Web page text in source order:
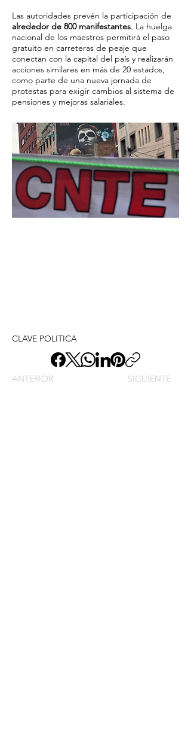
Las autoridades prevén la participación de
alrededor de 800 manifestantes. La huelga
nacional de los maestros permitirá el paso
gratuito en carreteras de peaje que
conectan con la capital del país y realizarán
acciones similares en más de 20 estados,
como parte de una nueva jornada de
protestas para exigir cambios al sistema de
pensiones y mejoras salariales.
CLAVE POLITICA
ANTERIOR SIGUIENTE